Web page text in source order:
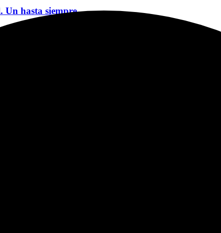
hasta siempre